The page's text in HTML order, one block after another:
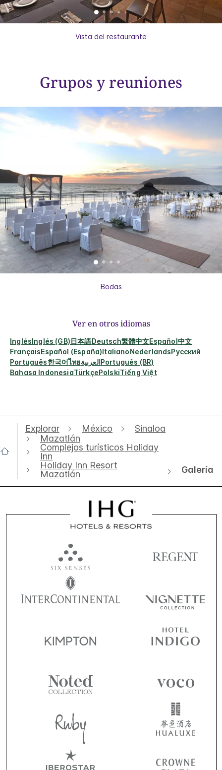
Vista del restaurante
Grupos y reuniones
Bodas
Ver en otros idiomas
InglésInglés (GB)日本語Deutsch繁體中文Español中文
FrançaisEspañol (España)ItalianoNederlandsРусский
Português한국어ไทยالعربيةPortuguês (BR)
Bahasa IndonesiaTürkçePolskiTiếng Việt
Explorar México
Sinaloa
Mazatlán
Complejos turísticos Holiday
Inn
Holiday Inn Resort
Mazatlán
Galería